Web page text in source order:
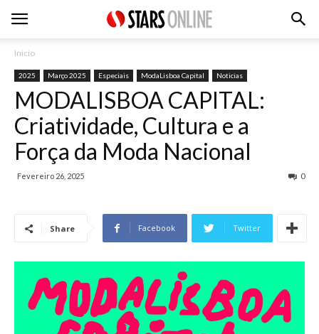
Inicio
2025 Março 2025 Especiais ModaLisboa Capital Noticias
MODALISBOA CAPITAL:
Criatividade, Cultura e a
Força da Moda Nacional
Fevereiro 26, 2025 0
Share Facebook Twitter